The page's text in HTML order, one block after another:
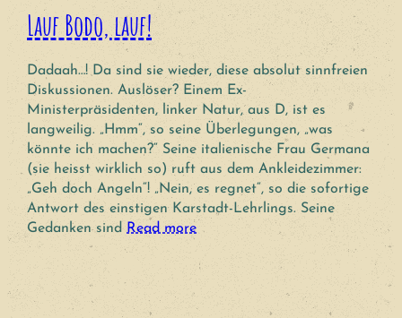
Lauf Bodo, lauf!
Dadaah…! Da sind sie wieder, diese absolut sinnfreien
Diskussionen. Auslöser? Einem Ex-
Ministerpräsidenten, linker Natur, aus D, ist es
langweilig. „Hmm“, so seine Überlegungen, „was
könnte ich machen?“ Seine italienische Frau Germana
(sie heisst wirklich so) ruft aus dem Ankleidezimmer:
„Geh doch Angeln“! „Nein, es regnet“, so die sofortige
Antwort des einstigen Karstadt-Lehrlings. Seine
Gedanken sind
Read more